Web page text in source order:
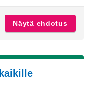
Näytä ehdotus